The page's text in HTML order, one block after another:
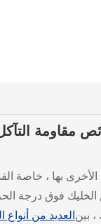
مقاومة
الأخرى بها ، خاصة
فوق درجة
بين العديد من